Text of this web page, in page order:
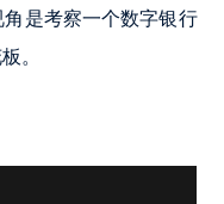
是考察一个数字银行
。